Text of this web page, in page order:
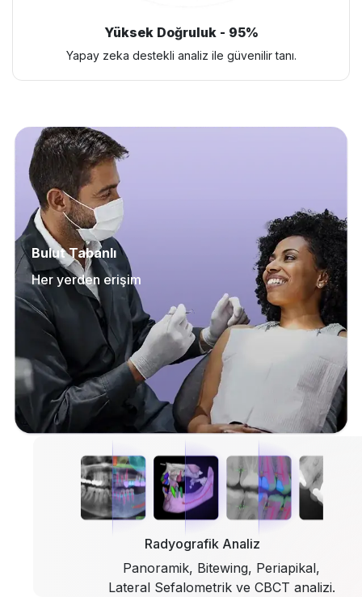
Yüksek Doğruluk - 95%
Yapay zeka destekli analiz ile güvenilir tanı.
Bulut Tabanlı
Her yerden erişim
Radyografik Analiz
Panoramik, Bitewing, Periapikal,
Lateral Sefalometrik ve CBCT analizi.